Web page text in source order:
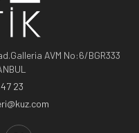
AVM No:6/BGR333
23